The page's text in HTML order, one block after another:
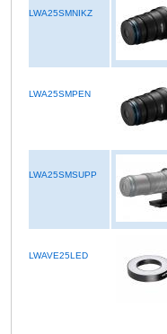
LWA25SMNIKZ
LWA25SMPEN
LWA25SMSUPP
LWAVE25LED